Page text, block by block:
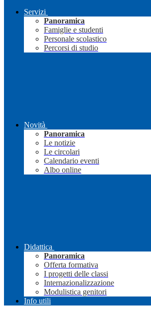
Servizi
Panoramica
Famiglie e studenti
Personale scolastico
Percorsi di studio
Novità
Panoramica
Le notizie
Le circolari
Calendario eventi
Albo online
Didattica
Panoramica
Offerta formativa
I progetti delle classi
Internazionalizzazione
Modulistica genitori
Info utili